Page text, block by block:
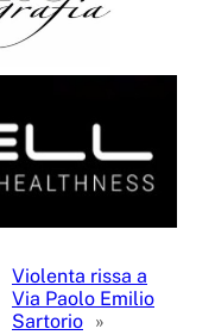
Violenta rissa a
Via Paolo Emilio
Sartorio »